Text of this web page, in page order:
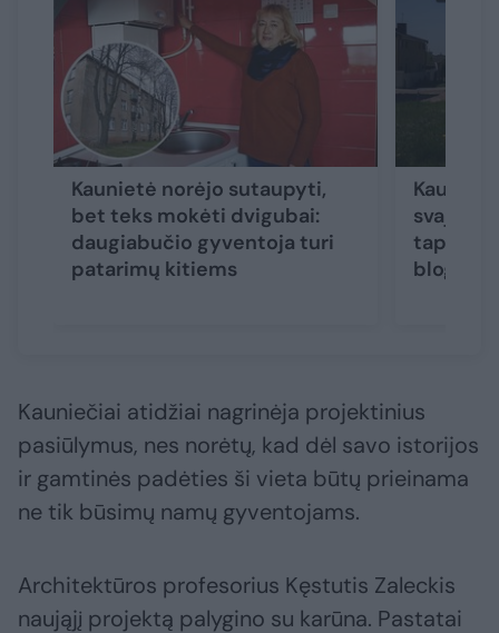
Kaunietė norėjo sutaupyti,
bet teks mokėti dvigubai:
daugiabučio gyventoja turi
patarimų kitiems
Kauno
svajoja,
taptų
blogiau
Kauniečiai atidžiai nagrinėja projektinius
pasiūlymus, nes norėtų, kad dėl savo istorijos
ir gamtinės padėties ši vieta būtų prieinama
ne tik būsimų namų gyventojams.
Architektūros profesorius Kęstutis Zaleckis
naująjį projektą palygino su karūna. Pastatai